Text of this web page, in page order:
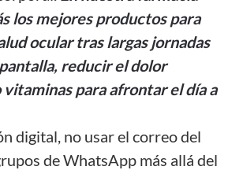
los mejores productos para
ocular tras largas jornadas
reducir el dolor
vitaminas para afrontar el día a
digital, no usar el correo del
de WhatsApp más allá del